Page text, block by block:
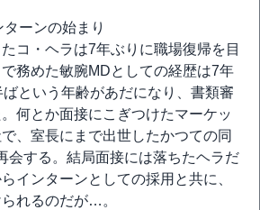
ーンの始まり
コ・ヘラは7年ぶりに職場復帰を目
務めた敏腕MDとしての経歴は7年
という年齢があだになり、書類審
何とか面接にこぎつけたマーケッ
、室長にまで出世したかつての同
会する。結局面接には落ちたヘラだ
インターンとしての採用と共に、
れるのだが…。